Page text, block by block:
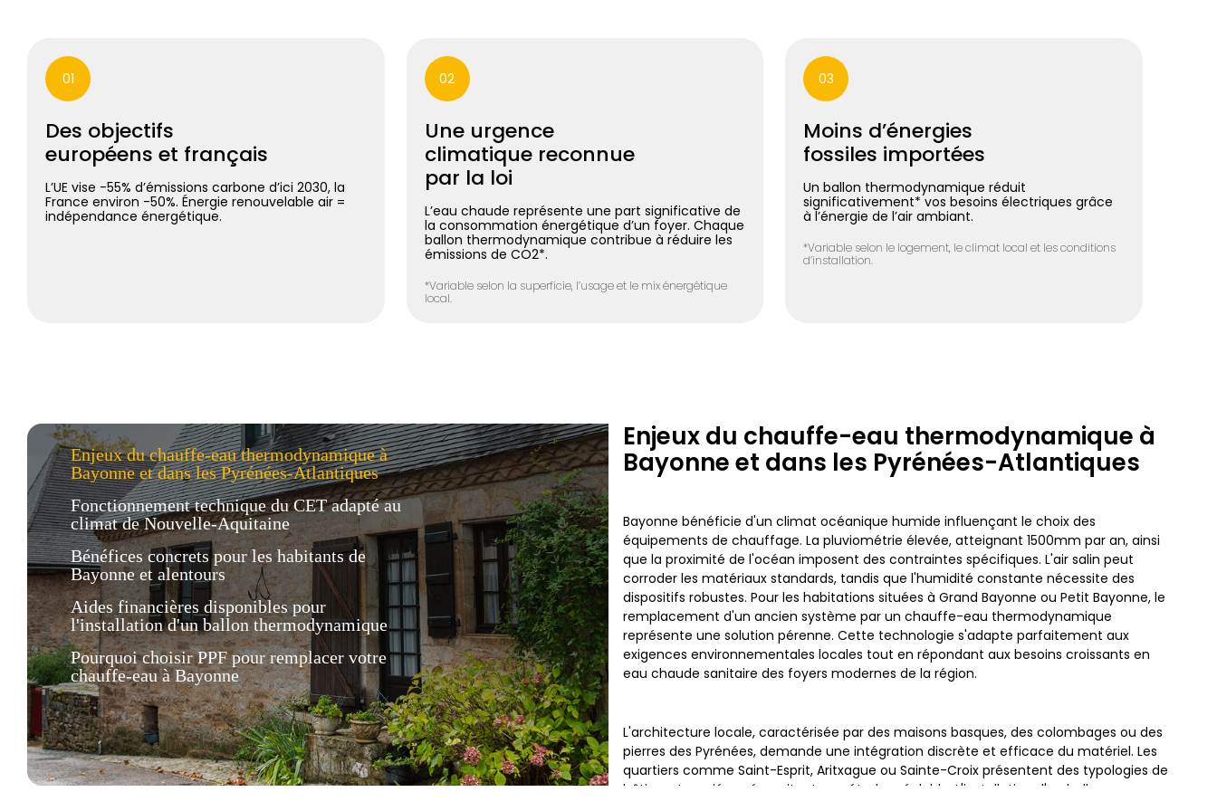
01
Des objectifs
européens et français
L’UE vise -55% d’émissions carbone d’ici 2030, la
France environ -50%. Énergie renouvelable air =
indépendance énergétique.
02
Une urgence
climatique reconnue
par la loi
L’eau chaude représente une part significative de
la consommation énergétique d’un foyer. Chaque
ballon thermodynamique contribue à réduire les
émissions de CO2*.
*Variable selon la superficie, l’usage et le mix énergétique
local.
03
Moins d’énergies
fossiles importées
Un ballon thermodynamique réduit
significativement* vos besoins électriques grâce
à l’énergie de l’air ambiant.
*Variable selon le logement, le climat local et les conditions
d’installation.
Enjeux du chauffe-eau thermodynamique à
Bayonne et dans les Pyrénées-Atlantiques
Fonctionnement technique du CET adapté au
climat de Nouvelle-Aquitaine
Bénéfices concrets pour les habitants de
Bayonne et alentours
Aides financières disponibles pour
l'installation d'un ballon thermodynamique
Pourquoi choisir PPF pour remplacer votre
chauffe-eau à Bayonne
Enjeux du chauffe-eau thermodynamique à
Bayonne et dans les Pyrénées-Atlantiques
Bayonne bénéficie d'un climat océanique humide influençant le choix des
équipements de chauffage. La pluviométrie élevée, atteignant 1500mm par an, ainsi
que la proximité de l'océan imposent des contraintes spécifiques. L'air salin peut
corroder les matériaux standards, tandis que l'humidité constante nécessite des
dispositifs robustes. Pour les habitations situées à Grand Bayonne ou Petit Bayonne, le
remplacement d'un ancien système par un chauffe-eau thermodynamique
représente une solution pérenne. Cette technologie s'adapte parfaitement aux
exigences environnementales locales tout en répondant aux besoins croissants en
eau chaude sanitaire des foyers modernes de la région.
L'architecture locale, caractérisée par des maisons basques, des colombages ou des
pierres des Pyrénées, demande une intégration discrète et efficace du matériel. Les
quartiers comme Saint-Esprit, Aritxague ou Sainte-Croix présentent des typologies de
bâtiments variées nécessitant une étude préalable. L'installation d'un ballon